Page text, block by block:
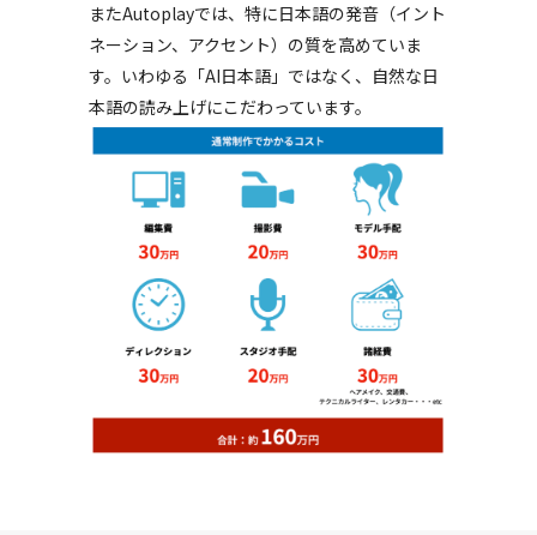
またAutoplayでは、特に日本語の発音（イント
ネーション、アクセント）の質を高めていま
す。いわゆる「AI日本語」ではなく、自然な日
本語の読み上げにこだわっています。